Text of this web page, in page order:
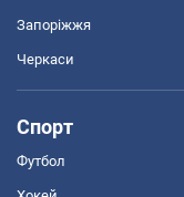
Запоріжжя
Черкаси
Спорт
Футбол